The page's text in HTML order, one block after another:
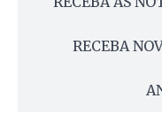
RECEBA